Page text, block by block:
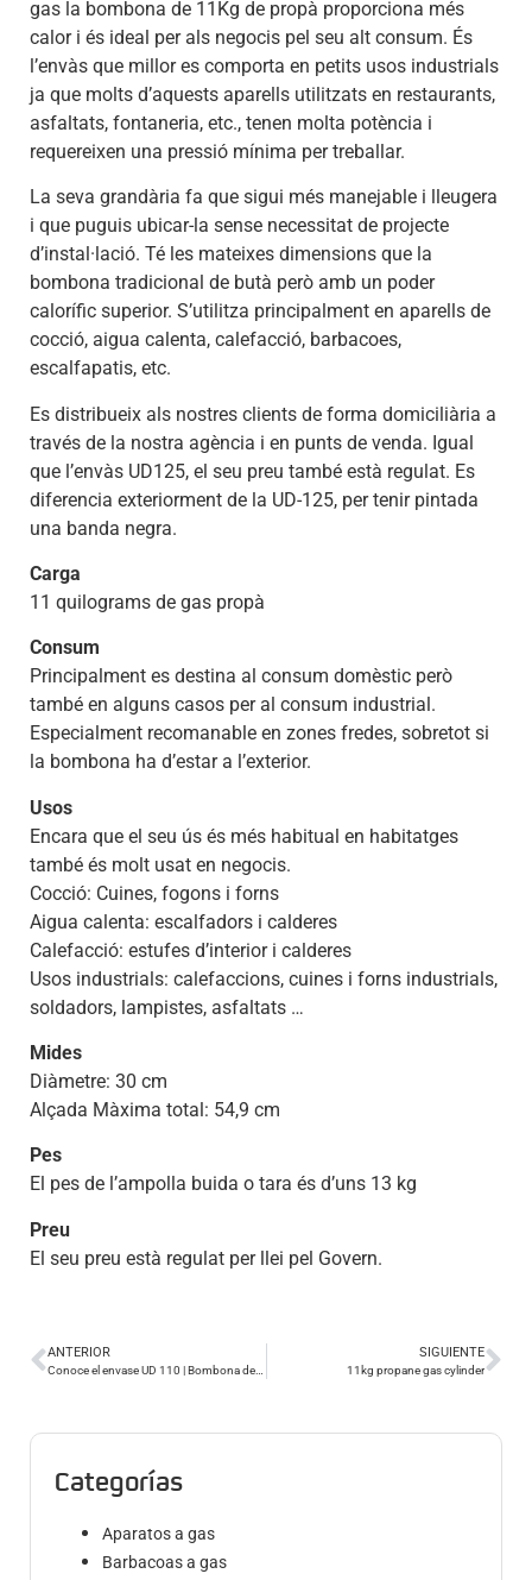
gas la bombona de 11Kg de propà proporciona més
calor i és ideal per als negocis pel seu alt consum. És
l’envàs que millor es comporta en petits usos industrials
ja que molts d’aquests aparells utilitzats en restaurants,
asfaltats, fontaneria, etc., tenen molta potència i
requereixen una pressió mínima per treballar.
La seva grandària fa que sigui més manejable i lleugera
i que puguis ubicar-la sense necessitat de projecte
d’instal·lació. Té les mateixes dimensions que la
bombona tradicional de butà però amb un poder
calorífic superior. S’utilitza principalment en aparells de
cocció, aigua calenta, calefacció, barbacoes,
escalfapatis, etc.
Es distribueix als nostres clients de forma domiciliària a
través de la nostra agència i en punts de venda. Igual
que l’envàs UD125, el seu preu també està regulat. Es
diferencia exteriorment de la UD-125, per tenir pintada
una banda negra.
Carga
11 quilograms de gas propà
Consum
Principalment es destina al consum domèstic però
també en alguns casos per al consum industrial.
Especialment recomanable en zones fredes, sobretot si
la bombona ha d’estar a l’exterior.
Usos
Encara que el seu ús és més habitual en habitatges
també és molt usat en negocis.
Cocció: Cuines, fogons i forns
Aigua calenta: escalfadors i calderes
Calefacció: estufes d’interior i calderes
Usos industrials: calefaccions, cuines i forns industrials,
soldadors, lampistes, asfaltats …
Mides
Diàmetre: 30 cm
Alçada Màxima total: 54,9 cm
Pes
El pes de l’ampolla buida o tara és d’uns 13 kg
Preu
El seu preu està regulat per llei pel Govern.
ANTERIOR
Conoce el envase UD 110 | Bombona de Propano de 11kg
SIGUIENTE
11kg propane gas cylinder
Categorías
Aparatos a gas
Barbacoas a gas